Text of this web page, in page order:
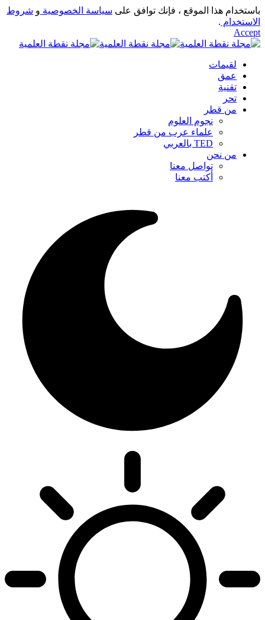
باستخدام هذا الموقع ، فإنك توافق على سياسة الخصوصية و شروط
الاستخدام .
Accept
لقيمات
عمق
تقنية
تحر
من قطر
نجوم العلوم
علماء عرب من قطر
TED بالعربي
من نحن
تواصل معنا
أكتب معنا